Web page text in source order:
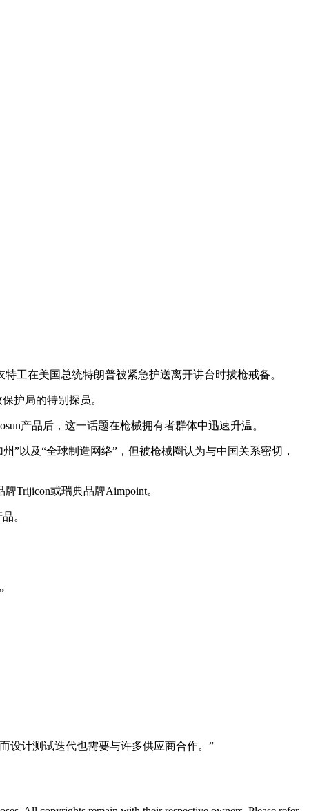
在美国总统特朗普被紧急护送离开讲台时拔枪戒备。
护局的特别探员。
产品后，这一话题在枪械拥有者群体中迅速升温。
以及“全球制造网络”，但被枪械圈认为与中国关系密切，
或瑞典品牌Aimpoint。
。
计测试迭代也需要与许多供应商合作。”